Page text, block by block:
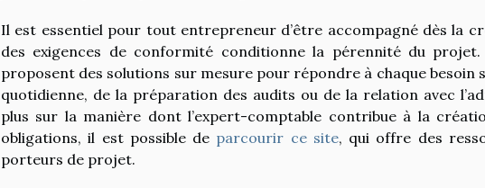
Il est essentiel pour tout entrepreneur d’être accompagné dès la
des exigences de conformité conditionne la pérennité du projet.
proposent des solutions sur mesure pour répondre à chaque besoin
quotidienne, de la préparation des audits ou de la relation avec
plus sur la manière dont l’expert-comptable contribue à la
obligations, il est possible de parcourir ce site, qui offre des
porteurs de projet.